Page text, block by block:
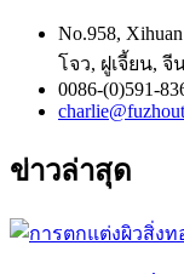
No.958,
โจว, ฝูเจี้ยน, จี
0086-(0)591-
ข่าวล่าสุด